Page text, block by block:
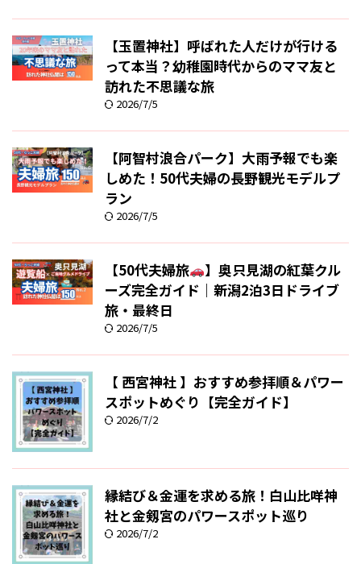
【玉置神社】呼ばれた人だけが行ける
って本当？幼稚園時代からのママ友と
訪れた不思議な旅
2026/7/5
【阿智村浪合パーク】大雨予報でも楽
しめた！50代夫婦の長野観光モデルプ
ラン
2026/7/5
【50代夫婦旅
】奥只見湖の紅葉クル
ーズ完全ガイド｜新潟2泊3日ドライブ
旅・最終日
2026/7/5
【 西宮神社 】おすすめ参拝順＆パワー
スポットめぐり【完全ガイド】
2026/7/2
縁結び＆金運を求める旅！白山比咩神
社と金剱宮のパワースポット巡り
2026/7/2